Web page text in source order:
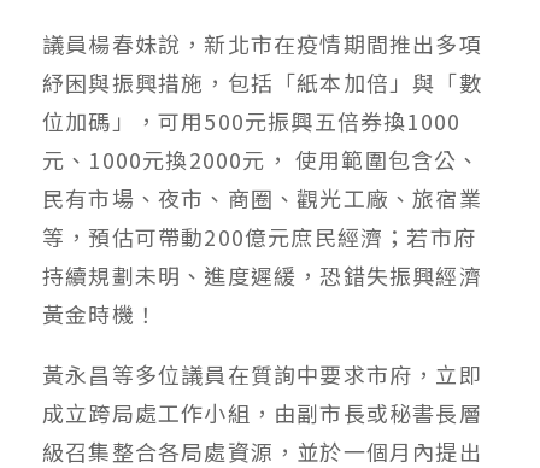
議員楊春妹說，新北市在疫情期間推出多項
紓困與振興措施，包括「紙本加倍」與「數
位加碼」，可用500元振興五倍券換1000
元、1000元換2000元， 使用範圍包含公、
民有市場、夜市、商圈、觀光工廠、旅宿業
等，預估可帶動200億元庶民經濟；若市府
持續規劃未明、進度遲緩，恐錯失振興經濟
黃金時機！
黃永昌等多位議員在質詢中要求市府，立即
成立跨局處工作小組，由副市長或秘書長層
級召集整合各局處資源，並於一個月內提出